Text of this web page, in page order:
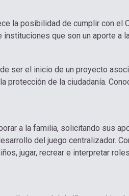
la posibilidad de cumplir con el
que son un aporte a
ser el inicio de un proyecto
protección de la ciudadanía.
a la familia, solicitando sus
del juego centralizador.
jugar, recrear e interpretar